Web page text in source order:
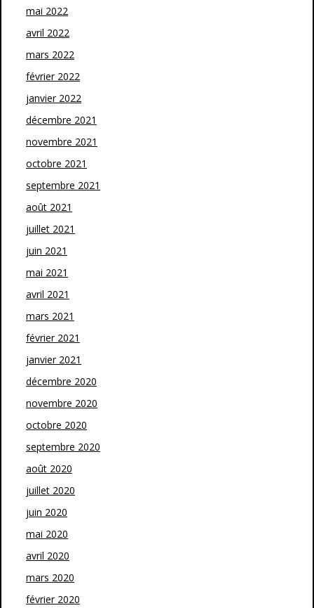
mai 2022
avril 2022
mars 2022
février 2022
janvier 2022
décembre 2021
novembre 2021
octobre 2021
septembre 2021
août 2021
juillet 2021
juin 2021
mai 2021
avril 2021
mars 2021
février 2021
janvier 2021
décembre 2020
novembre 2020
octobre 2020
septembre 2020
août 2020
juillet 2020
juin 2020
mai 2020
avril 2020
mars 2020
février 2020